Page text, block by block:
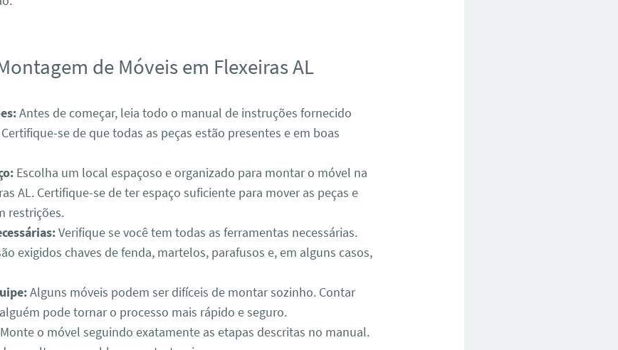
de Móveis em Flexeiras AL
Antes de começar, leia todo o manual de instruções fornecido
se de que todas as peças estão presentes e em boas
Escolha um local espaçoso e organizado para montar o móvel na
AL. Certifique-se de ter espaço suficiente para mover as peças e
restrições.
Verifique se você tem todas as ferramentas necessárias.
exigidos chaves de fenda, martelos, parafusos e, em alguns casos,
Alguns móveis podem ser difíceis de montar sozinho. Contar
pode tornar o processo mais rápido e seguro.
o móvel seguindo exatamente as etapas descritas no manual.